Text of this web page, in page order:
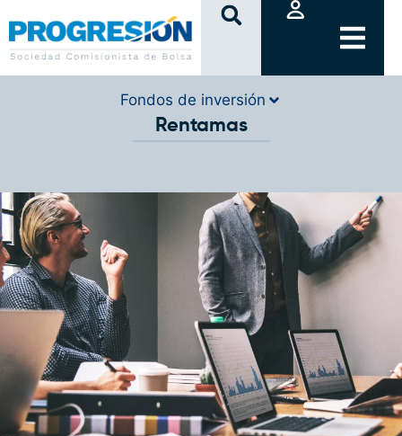
clic
Fondos de inversión
Rentamas